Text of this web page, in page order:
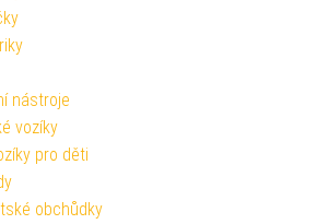
nástroje
vozíky
pro děti
obchůdky